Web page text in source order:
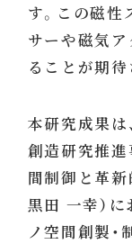
す。この磁性
サーや磁気
ることが期待
本研究成果は
創造研究推進
間制御と革新
黒田 一幸）
ノ空間創製・